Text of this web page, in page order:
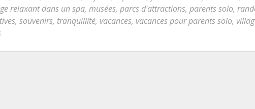
relaxant dans un spa, musées, parcs d'attractions, parents solo,
, souvenirs, tranquillité, vacances, vacances pour parents solo,